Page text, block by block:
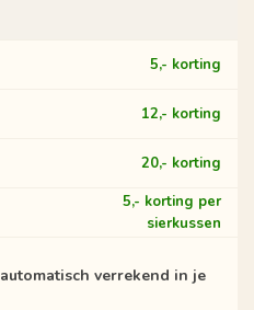
5,- korting
12,- korting
20,- korting
5,- korting per
sierkussen
automatisch verrekend in je